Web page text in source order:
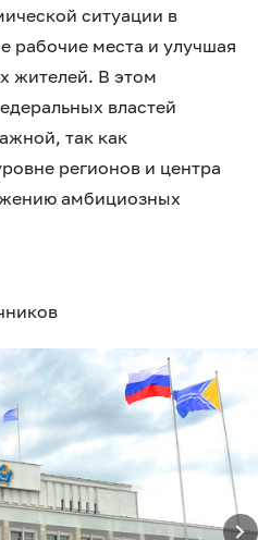
ситуации в
рабочие места и улучшая
жителей. В этом
властей
так как
регионов и центра
амбициозных